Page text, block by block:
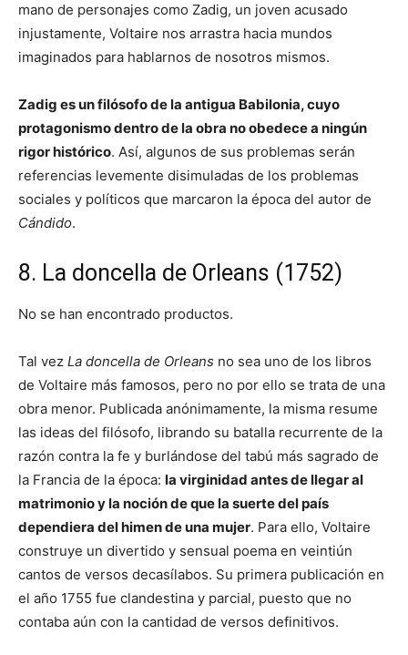
mano de personajes como Zadig, un joven acusado
injustamente, Voltaire nos arrastra hacia mundos
imaginados para hablarnos de nosotros mismos.
Zadig es un filósofo de la antigua Babilonia, cuyo
protagonismo dentro de la obra no obedece a ningún
rigor histórico. Así, algunos de sus problemas serán
referencias levemente disimuladas de los problemas
sociales y políticos que marcaron la época del autor de
Cándido.
8. La doncella de Orleans (1752)
No se han encontrado productos.
Tal vez La doncella de Orleans no sea uno de los libros
de Voltaire más famosos, pero no por ello se trata de una
obra menor. Publicada anónimamente, la misma resume
las ideas del filósofo, librando su batalla recurrente de la
razón contra la fe y burlándose del tabú más sagrado de
la Francia de la época: la virginidad antes de llegar al
matrimonio y la noción de que la suerte del país
dependiera del himen de una mujer. Para ello, Voltaire
construye un divertido y sensual poema en veintiún
cantos de versos decasílabos. Su primera publicación en
el año 1755 fue clandestina y parcial, puesto que no
contaba aún con la cantidad de versos definitivos.